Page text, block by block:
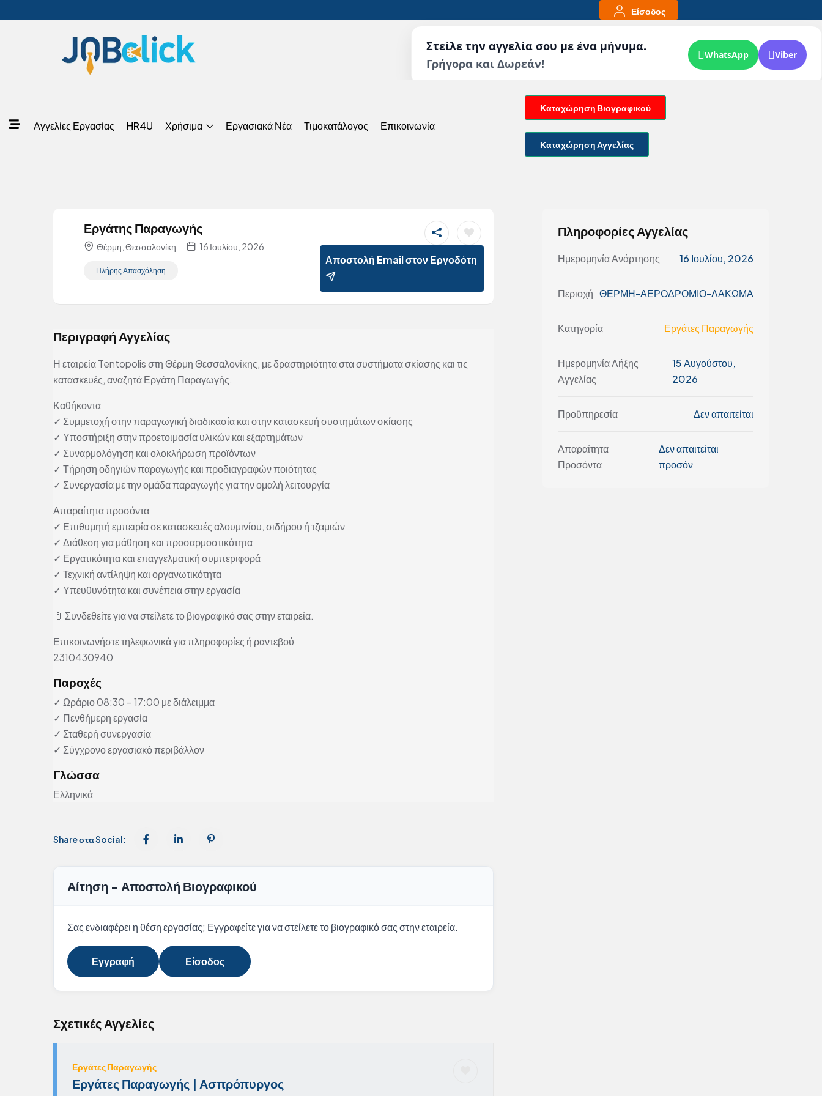
Είσοδος
Στείλε την αγγελία σου με ένα μήνυμα.
Γρήγορα και Δωρεάν!
WhatsApp Viber
Αγγελίες Εργασίας HR4U Χρήσιμα Εργασιακά Νέα Τιμοκατάλογος Επικοινωνία
Καταχώρηση Βιογραφικού
Καταχώρηση Αγγελίας
Εργάτης Παραγωγής
Θέρμη, Θεσσαλονίκη 16 Ιουλίου, 2026
Πλήρης Απασχόληση
Αποστολή Email στον Εργοδότη
Περιγραφή Αγγελίας
Η εταιρεία Tentopolis στη Θέρμη Θεσσαλονίκης, με δραστηριότητα στα συστήματα σκίασης και τις
κατασκευές, αναζητά Εργάτη Παραγωγής.
Καθήκοντα
✓ Συμμετοχή στην παραγωγική διαδικασία και στην κατασκευή συστημάτων σκίασης
✓ Υποστήριξη στην προετοιμασία υλικών και εξαρτημάτων
✓ Συναρμολόγηση και ολοκλήρωση προϊόντων
✓ Τήρηση οδηγιών παραγωγής και προδιαγραφών ποιότητας
✓ Συνεργασία με την ομάδα παραγωγής για την ομαλή λειτουργία
Απαραίτητα προσόντα
✓ Επιθυμητή εμπειρία σε κατασκευές αλουμινίου, σιδήρου ή τζαμιών
✓ Διάθεση για μάθηση και προσαρμοστικότητα
✓ Εργατικότητα και επαγγελματική συμπεριφορά
✓ Τεχνική αντίληψη και οργανωτικότητα
✓ Υπευθυνότητα και συνέπεια στην εργασία
📎 Συνδεθείτε για να στείλετε το βιογραφικό σας στην εταιρεία.
Επικοινωνήστε τηλεφωνικά για πληροφορίες ή ραντεβού
2310430940
Παροχές
✓ Ωράριο 08:30 – 17:00 με διάλειμμα
✓ Πενθήμερη εργασία
✓ Σταθερή συνεργασία
✓ Σύγχρονο εργασιακό περιβάλλον
Γλώσσα
Ελληνικά
Share στα Social:
Αίτηση - Αποστολή Βιογραφικού
Σας ενδιαφέρει η θέση εργασίας; Εγγραφείτε για να στείλετε το βιογραφικό σας στην εταιρεία.
Εγγραφή Είσοδος
Σχετικές Αγγελίες
Εργάτες Παραγωγής
Εργάτες Παραγωγής | Ασπρόπυργος
Πληροφορίες Αγγελίας
Ημερομηνία Ανάρτησης 16 Ιουλίου, 2026
Περιοχή ΘΕΡΜΗ-ΑΕΡΟΔΡΟΜΙΟ-ΛΑΚΩΜΑ
Κατηγορία Εργάτες Παραγωγής
Ημερομηνία Λήξης
Αγγελίας
15 Αυγούστου,
2026
Προϋπηρεσία Δεν απαιτείται
Απαραίτητα
Προσόντα
Δεν απαιτείται
προσόν